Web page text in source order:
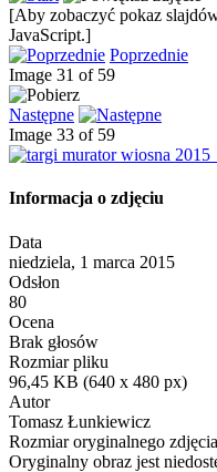
[Aby zobaczyć pokaz
JavaScript.]
Poprzednie
Image 31 of 59
Następne
Image 33 of 59
Informacja o zdjęciu
Data
niedziela, 1 marca 2015
Odsłon
80
Ocena
Brak głosów
Rozmiar pliku
96,45 KB (640 x 480 px)
Autor
Tomasz Łunkiewicz
Rozmiar oryginalnego zdjęcia
Oryginalny obraz jest